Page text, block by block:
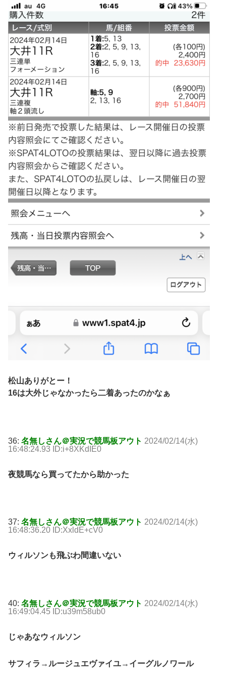
松山ありがとー！
16は大外じゃなかったら二着あったのかなぁ
36: 名無しさん＠実況で競馬板アウト 2024/02/14(水)
16:48:24.93 ID:i+8XKdIE0
夜競馬なら買ってたから助かった
37: 名無しさん＠実況で競馬板アウト 2024/02/14(水)
16:48:36.20 ID:XxldE+cV0
ウィルソンも飛ぶわ間違いない
40: 名無しさん＠実況で競馬板アウト 2024/02/14(水)
16:49:04.45 ID:u39m58ub0
じゃあなウィルソン
サフィラ→ルージュエヴァイユ→イーグルノワール